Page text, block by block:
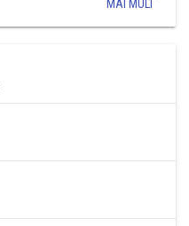
MAI MULT